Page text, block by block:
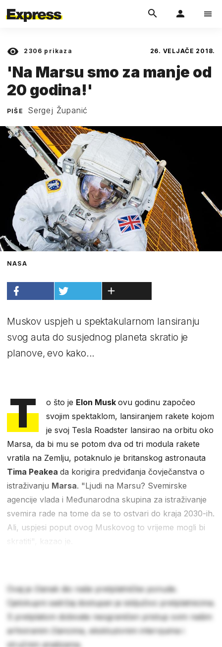
2306 prikaza 26. VELJAČE 2018.
'Na Marsu smo za manje od
20 godina!'
PIŠE Sergej Županić
NASA
Muskov uspjeh u spektakularnom lansiranju
svog auta do susjednog planeta skratio je
planove, evo kako...
T o što je Elon Muskovu godinu započeo
svojim spektaklom, lansiranjem rakete kojom
je svoj Tesla Roadster lansirao na orbitu oko
Marsa, da bi mu se potom dva od tri modula rakete
vratila na Zemlju, potaknulo je britanskog astronauta
Tima Peakea da korigira predviđanja čovječanstva o
istraživanju Marsa. "Ljudi na Marsu? Svemirske
agencije vlada i Međunarodna skupina za istraživanje
svemira rade na tome da se to ostvari do kraja 2030-ih.
Ali, uspjesi poput ovog Muskovog to vrijeme mogli bi
skratiti", kazao je.
Ovaj je članak dio naše pretplatničke ponude.
Cjelokupni sadržaj dostupan je isključivo pretplatnicima.
S pretplatom dobivate neograničen pristup svim našim
arhiviranim člancima, ekskluzivnim intervjuima i
stručnim analizama.